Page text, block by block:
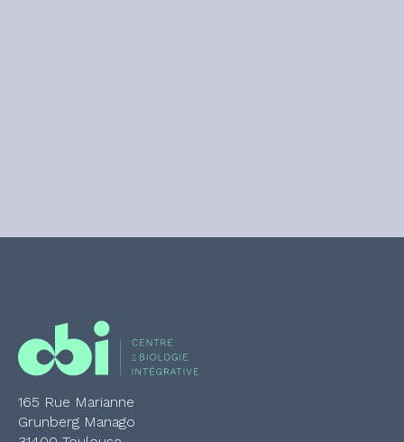
165 Rue Marianne
Grunberg Manago